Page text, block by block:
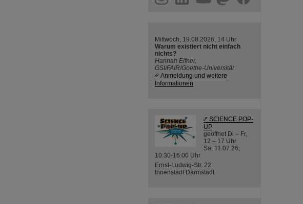
Mittwoch, 19.08.2026, 14 Uhr
Warum existiert nicht einfach
nichts?
Hannah Elfner,
GSI/FAIR/Goethe-Universität
Anmeldung und weitere
Informationen
SCIENCE POP-
UP
geöffnet Di – Fr,
12 – 17 Uhr
Sa, 11.07.26,
10:30-16:00 Uhr
Ernst-Ludwig-Str. 22
Innenstadt Darmstadt